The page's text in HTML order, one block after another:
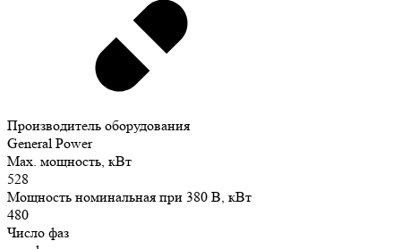
Производитель оборудования
General Power
Max. мощность, кВт
528
Мощность номинальная при 380 В, кВт
480
Число фаз